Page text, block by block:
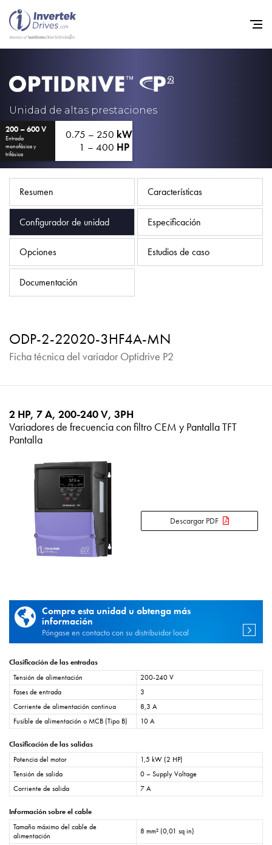
Unidad de altas prestaciones
200 – 600 V
Entrada
monofásica y
trifásica
0.75 – 250 kW
1 – 400 HP
Resumen Características
Configurador de unidad Especificación
Opciones Estudios de caso
Documentación
ODP-2-22020-3HF4A-MN
Ficha técnica del variador Optidrive P2
2 HP, 7 A, 200-240 V, 3PH
Variadores de frecuencia con filtro CEM y Pantalla TFT
Pantalla
Descargar PDF
Compre esta unidad u obtenga más
información
Póngase en contacto con su distribuidor local
Clasificación de las entradas
Tensión de alimentación
200-240 V
Fases de entrada
3
Corriente de alimentación continua
8,3 A
Fusible de alimentación o MCB (Tipo B)
10 A
Clasificación de las salidas
Potencia del motor
1,5 kW (2 HP)
Tensión de salida
0 – Supply Voltage
Corriente de salida
7 A
Información sobre el cable
Tamaño máximo del cable de
alimentación
8 mm² (0,01 sq in)
Home
Noticias
Empleo
Acerca de
Contacto